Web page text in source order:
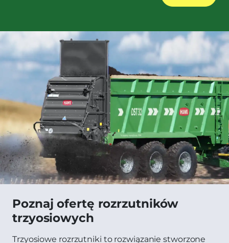
Poznaj ofertę rozrzutników
trzyosiowych
Trzyosiowe rozrzutniki to rozwiązanie stworzone